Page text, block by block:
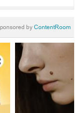
byContentRoom